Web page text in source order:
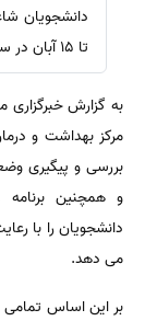
تا 15 آبان در سامانه کارنامه سلامت اجرا می شود.
به گزارش خبرگزاری
بررسی و پیگیری
و همچنین
دانشجویان را با
می دهد.